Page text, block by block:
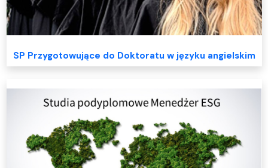
SP Przygotowujące do Doktoratu w języku angielskim